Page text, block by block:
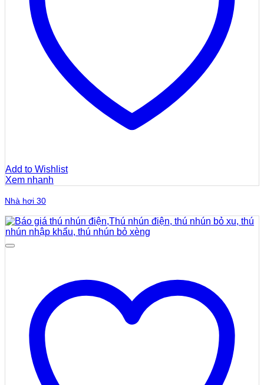
Add to Wishlist
Xem nhanh
Nhà hơi 30